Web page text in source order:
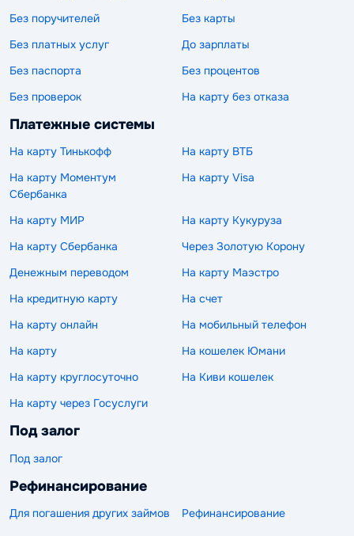
Без поручителей
Без карты
Без платных услуг
До зарплаты
Без паспорта
Без процентов
Без проверок
На карту без отказа
Платежные системы
На карту Тинькофф
На карту ВТБ
На карту Моментум
Сбербанка
На карту Visa
На карту МИР
На карту Кукуруза
На карту Сбербанка
Через Золотую Корону
Денежным переводом
На карту Маэстро
На кредитную карту
На счет
На карту онлайн
На мобильный телефон
На карту
На кошелек Юмани
На карту круглосуточно
На Киви кошелек
На карту через Госуслуги
Под залог
Под залог
Рефинансирование
Для погашения других займов Рефинансирование